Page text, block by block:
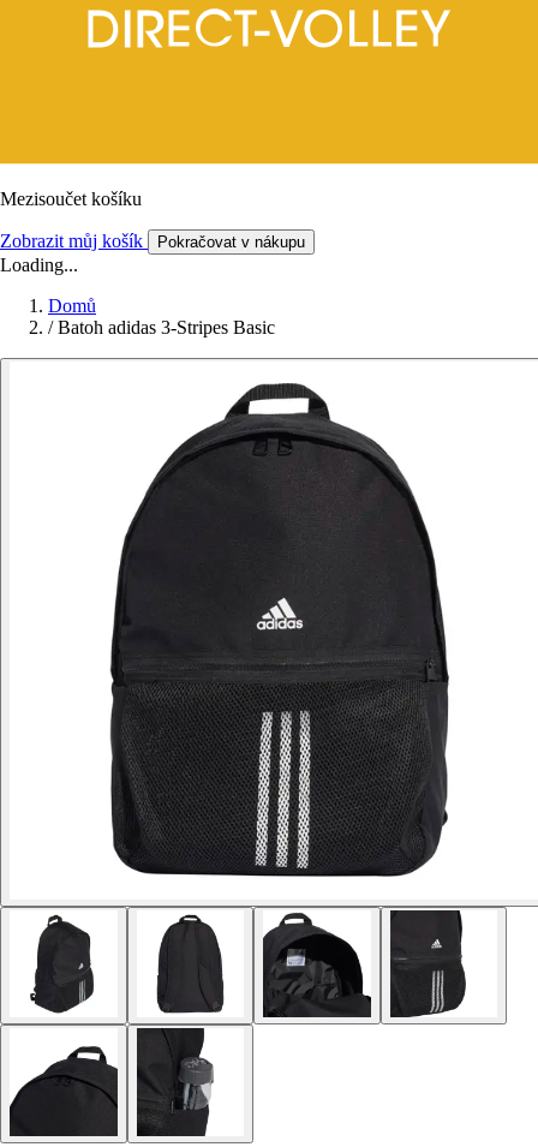
Mezisoučet košíku
Zobrazit můj košík Pokračovat v nákupu
Loading...
Domů
/ Batoh adidas 3-Stripes Basic